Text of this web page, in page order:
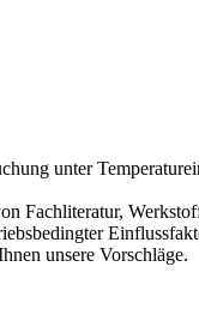
unter
Fachliteratur,
unsere Vorschläge.